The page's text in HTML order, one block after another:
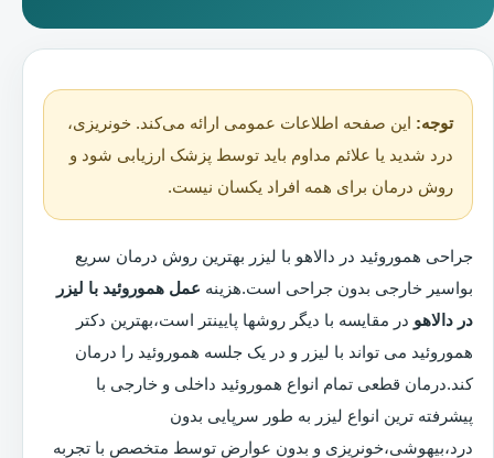
توجه: این صفحه اطلاعات عمومی ارائه می‌کند. خونریزی،
درد شدید یا علائم مداوم باید توسط پزشک ارزیابی شود و
روش درمان برای همه افراد یکسان نیست.
جراحی هموروئید در دالاهو با لیزر بهترین روش درمان سریع
بواسیر خارجی بدون جراحی است.هزینه عمل هموروئید با لیزر
در دالاهو در مقایسه با دیگر روشها پایینتر است،بهترین دکتر
هموروئید می تواند با لیزر و در یک جلسه هموروئید را درمان
کند.درمان قطعی تمام انواع هموروئید داخلی و خارجی با
پیشرفته ترین انواع لیزر به طور سرپایی بدون
درد،بیهوشی،خونریزی و بدون عوارض توسط متخصص با تجربه